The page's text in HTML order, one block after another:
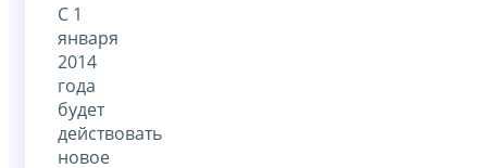
C 1
января
2014
года
будет
действовать
новое